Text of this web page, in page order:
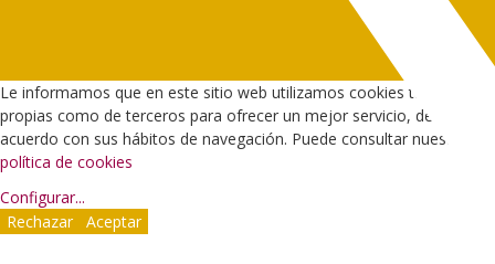
Le informamos que en este sitio web utilizamos cookies tanto
propias como de terceros para ofrecer un mejor servicio, de
acuerdo con sus hábitos de navegación. Puede consultar nuestra
política de cookies
Configurar...
Rechazar
Aceptar